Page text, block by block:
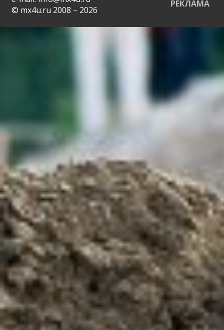
© mx4u.ru 2008 – 2026
РЕКЛАМА